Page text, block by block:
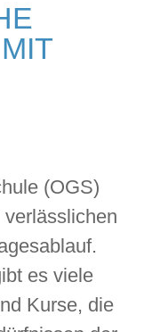
(OGS)
es viele
Kurse, die